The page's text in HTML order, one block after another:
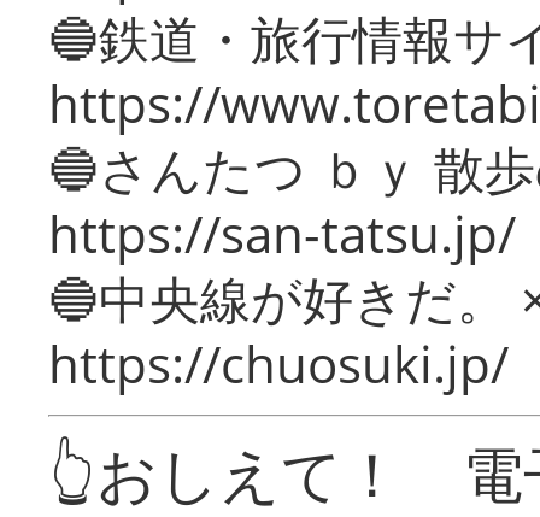
🔵鉄道・旅行情報サ
https://
🔵さんたつ ｂｙ 散
https://san-tatsu.jp/
🔵中央線が好きだ。
https://chuosuki.jp/
👆おしえて！ 電